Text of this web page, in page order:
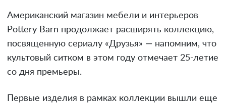
Американский магазин мебели и интерьеров
Pottery Barn продолжает расширять коллекцию,
посвященную сериалу «Друзья» — напомним, что
культовый ситком в этом году отмечает 25-летие
со дня премьеры.
Первые изделия в рамках коллекции вышли еще